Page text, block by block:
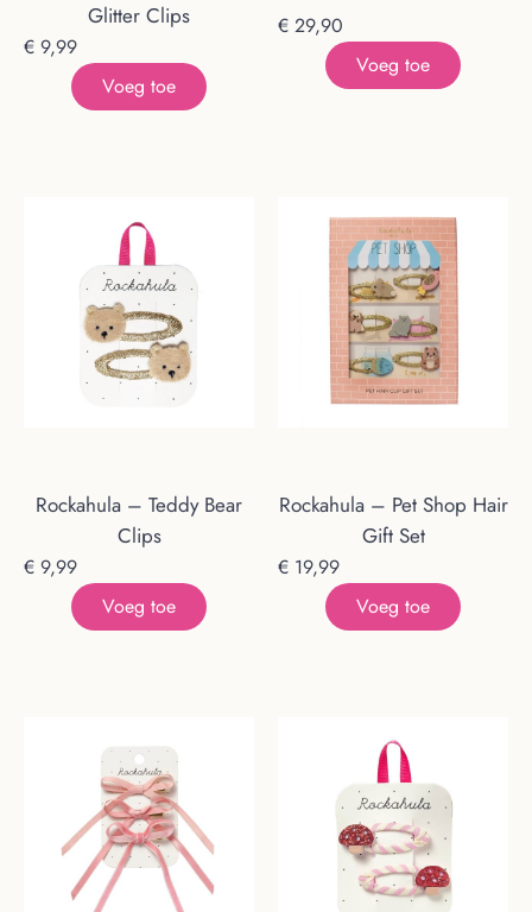
Glitter Clips
€ 9,99
Voeg toe
€ 29,90
Voeg toe
Rockahula – Teddy Bear
Clips
€ 9,99
Voeg toe
Rockahula – Pet Shop Hair
Gift Set
€ 19,99
Voeg toe